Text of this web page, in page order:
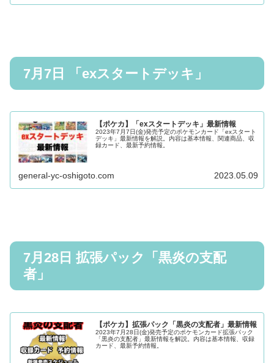
7月7日 「exスタートデッキ」
【ポケカ】「exスタートデッキ」最新情報
2023年7月7日(金)発売予定のポケモンカード「exスタート
デッキ」最新情報を解説。内容は基本情報、関連商品、収
録カード、最新予約情報。
general-yc-oshigoto.com 2023.05.09
7月28日 拡張パック「黒炎の支配
者」
【ポケカ】拡張パック「黒炎の支配者」最新情報
2023年7月28日(金)発売予定のポケモンカード拡張パック
「黒炎の支配者」最新情報を解説。内容は基本情報、収録
カード、最新予約情報。